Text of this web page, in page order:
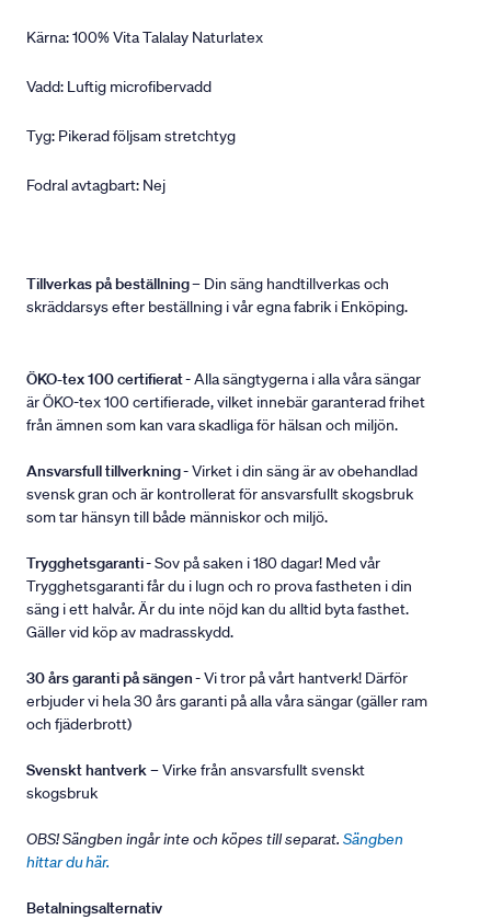
Kärna: 100% Vita Talalay Naturlatex
Vadd: Luftig microfibervadd
Tyg: Pikerad följsam stretchtyg
Fodral avtagbart: Nej
Tillverkas på beställning– Din säng handtillverkas och
skräddarsys efter beställning i vår egna fabrik i Enköping.
ÖKO-tex 100 certifierat- Alla sängtygerna i alla våra sängar
är ÖKO-tex 100 certifierade, vilket innebär garanterad frihet
från ämnen som kan vara skadliga för hälsan och miljön.
Ansvarsfull tillverkning- Virket i din säng är av obehandlad
svensk gran och är kontrollerat för ansvarsfullt skogsbruk
som tar hänsyn till både människor och miljö.
Trygghetsgaranti- Sov på saken i 180 dagar! Med vår
Trygghetsgaranti får du i lugn och ro prova fastheten i din
säng i ett halvår. Är du inte nöjd kan du alltid byta fasthet.
Gäller vid köp av madrasskydd.
30 års garanti på sängen- Vi tror på vårt hantverk! Därför
erbjuder vi hela 30 års garanti på alla våra sängar (gäller ram
och fjäderbrott)
Svenskt hantverk– Virke från ansvarsfullt svenskt
skogsbruk
OBS! Sängben ingår inte och köpes till separat. Sängben
hittar du här.
Betalningsalternativ